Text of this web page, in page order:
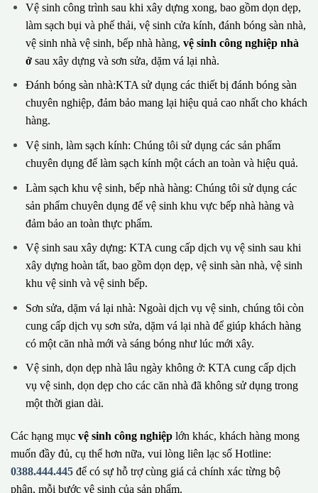
Vệ sinh công trình sau khi xây dựng xong, bao gồm dọn dẹp,
làm sạch bụi và phế thải, vệ sinh cửa kính, đánh bóng sàn nhà,
vệ sinh nhà vệ sinh, bếp nhà hàng, vệ sinh công nghiệp nhà
ởsau xây dựng và sơn sửa, dặm vá lại nhà.
Đánh bóng sàn nhà:KTA sử dụng các thiết bị đánh bóng sàn
chuyên nghiệp, đảm bảo mang lại hiệu quả cao nhất cho khách
hàng.
Vệ sinh, làm sạch kính: Chúng tôi sử dụng các sản phẩm
chuyên dụng để làm sạch kính một cách an toàn và hiệu quả.
Làm sạch khu vệ sinh, bếp nhà hàng: Chúng tôi sử dụng các
sản phẩm chuyên dụng để vệ sinh khu vực bếp nhà hàng và
đảm bảo an toàn thực phẩm.
Vệ sinh sau xây dựng: KTA cung cấp dịch vụ vệ sinh sau khi
xây dựng hoàn tất, bao gồm dọn dẹp, vệ sinh sàn nhà, vệ sinh
khu vệ sinh và vệ sinh bếp.
Sơn sửa, dặm vá lại nhà: Ngoài dịch vụ vệ sinh, chúng tôi còn
cung cấp dịch vụ sơn sửa, dặm vá lại nhà để giúp khách hàng
có một căn nhà mới và sáng bóng như lúc mới xây.
Vệ sinh, dọn dẹp nhà lâu ngày không ở: KTA cung cấp dịch
vụ vệ sinh, dọn dẹp cho các căn nhà đã không sử dụng trong
một thời gian dài.
Các hạng mục vệ sinh công nghiệp lớn khác, khách hàng mong
muốn đầy đủ, cụ thể hơn nữa, vui lòng liên lạc số Hotline:
0388.444.445 để có sự hỗ trợ cùng giá cả chính xác từng bộ
phận, mỗi bước vệ sinh của sản phẩm.